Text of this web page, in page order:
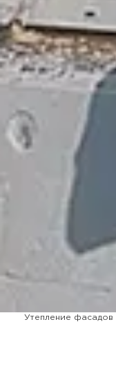
Утепление фасадов